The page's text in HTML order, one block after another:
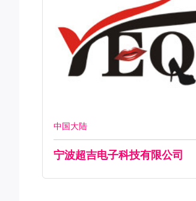
中国大陆
宁波超吉电子科技有限公司